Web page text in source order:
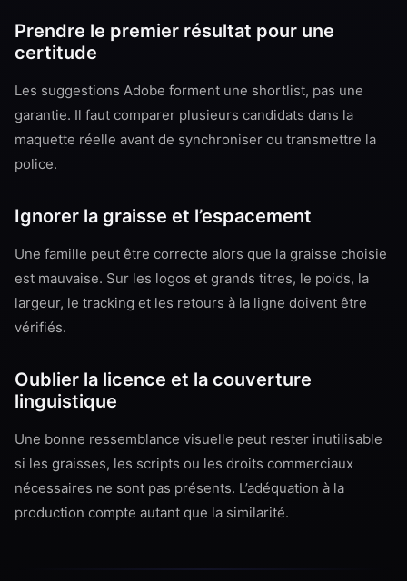
Prendre le premier résultat pour une
certitude
Les suggestions Adobe forment une shortlist, pas une
garantie. Il faut comparer plusieurs candidats dans la
maquette réelle avant de synchroniser ou transmettre la
police.
Ignorer la graisse et l’espacement
Une famille peut être correcte alors que la graisse choisie
est mauvaise. Sur les logos et grands titres, le poids, la
largeur, le tracking et les retours à la ligne doivent être
vérifiés.
Oublier la licence et la couverture
linguistique
Une bonne ressemblance visuelle peut rester inutilisable
si les graisses, les scripts ou les droits commerciaux
nécessaires ne sont pas présents. L’adéquation à la
production compte autant que la similarité.